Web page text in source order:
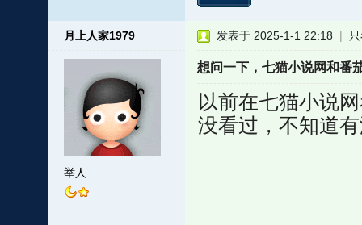
月上人家1979
举人
发表于 2025-1-1 22:18 |
想问一下，七猫小说网和番
以前在七猫小说
没看过，不知道